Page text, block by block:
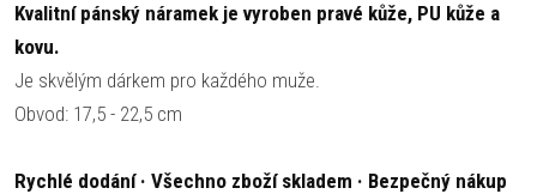
Kvalitní pánský náramek je vyroben pravé kůže, PU kůže a
kovu.
Je skvělým dárkem pro každého muže.
Obvod: 17,5 - 22,5 cm
Rychlé dodání · Všechno zboží skladem · Bezpečný nákup